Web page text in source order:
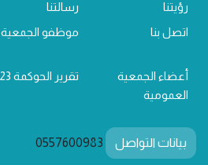
رؤيتنا
رسالتنا
اتصل بنا
موظفو الجمعية
أعضاء الجمعية
العمومية
تقرير الحوكمة 2023
بيانات التواصل 0557600983